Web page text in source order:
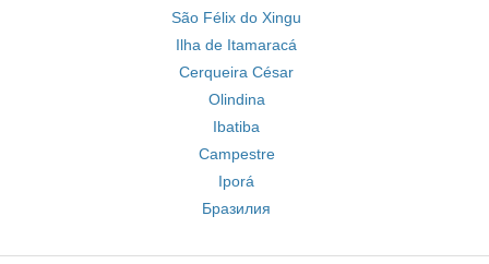
São Félix do Xingu
Ilha de Itamaracá
Cerqueira César
Olindina
Ibatiba
Campestre
Iporá
Бразилия